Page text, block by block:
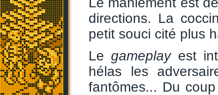
directions. La
petit souci cité plus
Le gameplayest
hélas les
fantômes... Du